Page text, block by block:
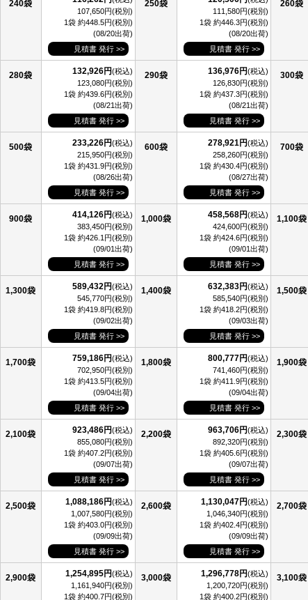
240袋
107,650円(税別)
1袋 約448.5円(税別)
(08/20出荷)
見積書 発行 >>
250袋
111,580円(税別)
1袋 約446.3円(税別)
(08/20出荷)
見積書 発行 >>
260袋
280袋 132,926円(税込)
123,080円(税別)
1袋 約439.6円(税別)
(08/21出荷)
見積書 発行 >>
290袋 136,976円(税込)
126,830円(税別)
1袋 約437.3円(税別)
(08/21出荷)
見積書 発行 >>
300袋
500袋 233,226円(税込)
215,950円(税別)
1袋 約431.9円(税別)
(08/26出荷)
見積書 発行 >>
600袋 278,921円(税込)
258,260円(税別)
1袋 約430.4円(税別)
(08/27出荷)
見積書 発行 >>
700袋
900袋 414,126円(税込)
383,450円(税別)
1袋 約426.1円(税別)
(09/01出荷)
見積書 発行 >>
1,000袋 458,568円(税込)
424,600円(税別)
1袋 約424.6円(税別)
(09/01出荷)
見積書 発行 >>
1,100袋
1,300袋 589,432円(税込)
545,770円(税別)
1袋 約419.8円(税別)
(09/02出荷)
見積書 発行 >>
1,400袋 632,383円(税込)
585,540円(税別)
1袋 約418.2円(税別)
(09/03出荷)
見積書 発行 >>
1,500袋
1,700袋 759,186円(税込)
702,950円(税別)
1袋 約413.5円(税別)
(09/04出荷)
見積書 発行 >>
1,800袋 800,777円(税込)
741,460円(税別)
1袋 約411.9円(税別)
(09/04出荷)
見積書 発行 >>
1,900袋
2,100袋 923,486円(税込)
855,080円(税別)
1袋 約407.2円(税別)
(09/07出荷)
見積書 発行 >>
2,200袋 963,706円(税込)
892,320円(税別)
1袋 約405.6円(税別)
(09/07出荷)
見積書 発行 >>
2,300袋
2,500袋 1,088,186円(税込)
1,007,580円(税別)
1袋 約403.0円(税別)
(09/09出荷)
見積書 発行 >>
2,600袋 1,130,047円(税込)
1,046,340円(税別)
1袋 約402.4円(税別)
(09/09出荷)
見積書 発行 >>
2,700袋
2,900袋 1,254,895円(税込)
1,161,940円(税別)
1袋 約400.7円(税別)
3,000袋 1,296,778円(税込)
1,200,720円(税別)
1袋 約400.2円(税別)
3,100袋